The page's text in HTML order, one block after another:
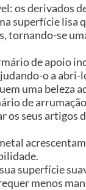
os derivados
superfície lisa
tornando-se
de apoio
o a abri-
uma beleza
de
os seus artigos
superfície
menos